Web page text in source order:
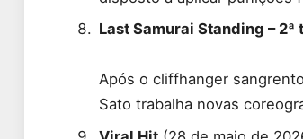
Last Samurai Standing – 2ª
Após o cliffhanger
Sato trabalha novas